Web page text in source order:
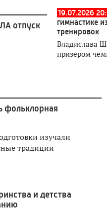
отпуск
19.07.2026
гимнастике
тренировок
Владислава
призером
фольклорная
изучали
традиции
и детства